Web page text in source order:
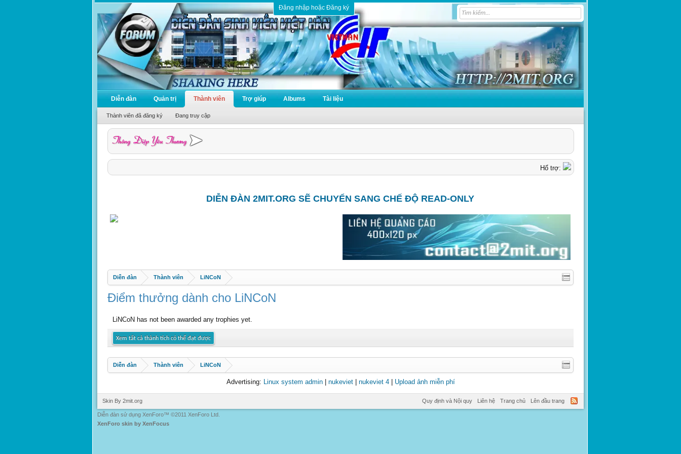
Đăng nhập hoặc Đăng ký
Diễn đàn Quản trị Thành viên
Thành viên đã đăng ký Đang truy cập
Trợ giúp Albums Tài liệu
Hổ trợ:
DIỄN ĐÀN 2MIT.ORG SẼ CHUYỂN SANG CHẾ ĐỘ READ-ONLY
Diễn đàn Thành viên LiNCoN
Điểm thưởng dành cho LiNCoN
LiNCoN has not been awarded any trophies yet.
Xem tất cả thành tích có thể đạt được
Diễn đàn Thành viên LiNCoN
Advertising: Linux system admin| nukeviet| nukeviet 4| Upload ảnh miễn phí
Skin By 2mit.org Quy định và Nội quy Liên hệ Trang chủ Lên đầu trang
Diễn đàn sử dụng XenForo™ ©2011 XenForo Ltd.
XenForo skin by XenFocus